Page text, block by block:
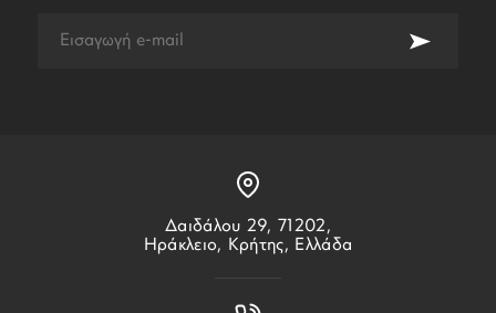
Δαιδάλου 29, 71202,
Ηράκλειο, Κρήτης, Ελλάδα